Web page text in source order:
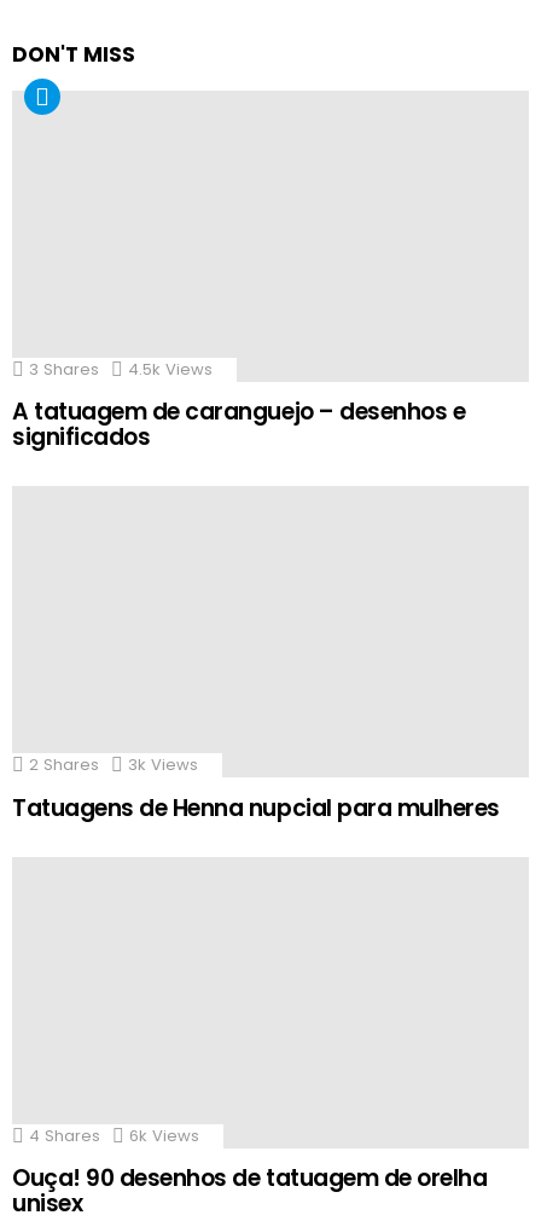
DON'T MISS
3 Shares 4.5k Views
A tatuagem de caranguejo – desenhos e
significados
2 Shares 3k Views
Tatuagens de Henna nupcial para mulheres
4 Shares 6k Views
Ouça! 90 desenhos de tatuagem de orelha
unisex